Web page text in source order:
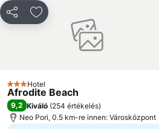
MegosztásHozzáadás a kedvencekhez
3 Kategória
Hotel
Afrodite Beach
9,2 Kiváló (254 értékelés)
Neo Pori, 0.5 km-re innen: Városközpont